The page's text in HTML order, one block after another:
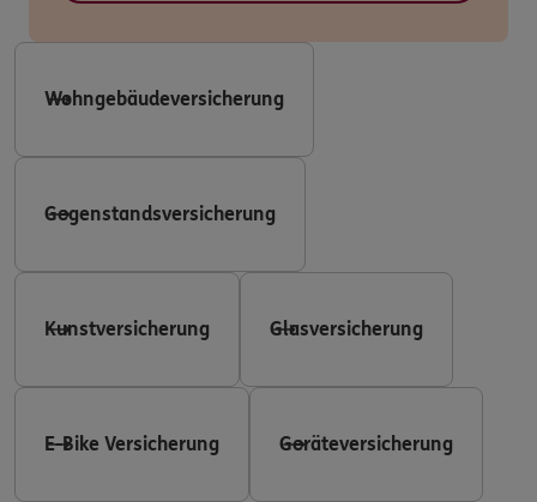
Wohngebäudeversicherung
Gegenstandsversicherung
Kunstversicherung Glasversicherung
E-Bike Versicherung Geräteversicherung